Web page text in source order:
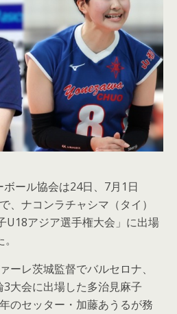
ール協会は24日、7月1日
、ナコンラチャシマ（タイ）
U18アジア選手権大会」に出場
ーレ茨城監督でバルセロナ、
大会に出場した多治見麻子
のセッター・加藤あうるが務